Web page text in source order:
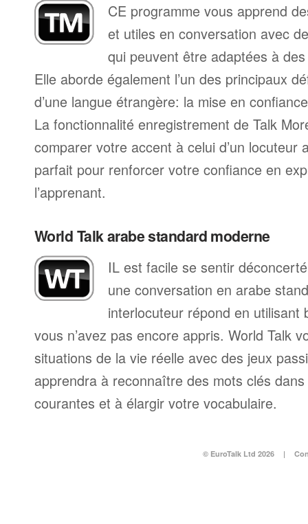
CE programme vous apprend
et utiles en conversation avec
qui peuvent être adaptées à
Elle aborde également l’un des principaux
d’une langue étrangère: la mise en
La fonctionnalité enregistrement de Talk
comparer votre accent à celui d’un locuteur
parfait pour renforcer votre confiance en
l’apprenant.
World Talk arabe standard moderne
IL est facile se sentir
une conversation en arabe
interlocuteur répond en utilisant
vous n’avez pas encore appris. World Talk
situations de la vie réelle avec des jeux
apprendra à reconnaître des mots clés
courantes et à élargir votre vocabulaire.
© EuroTalk Ltd 2026 |